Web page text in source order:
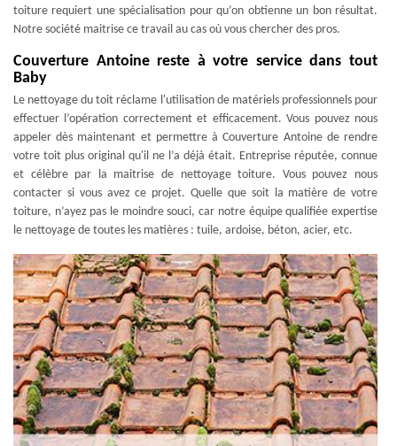
toiture requiert une spécialisation pour qu’on obtienne un bon résultat.
Notre société maitrise ce travail au cas où vous chercher des pros.
Couverture Antoine reste à votre service dans tout
Baby
Le nettoyage du toit réclame l'utilisation de matériels professionnels pour
effectuer l’opération correctement et efficacement. Vous pouvez nous
appeler dès maintenant et permettre à Couverture Antoine de rendre
votre toit plus original qu'il ne l’a déjà était. Entreprise réputée, connue
et célèbre par la maitrise de nettoyage toiture. Vous pouvez nous
contacter si vous avez ce projet. Quelle que soit la matière de votre
toiture, n’ayez pas le moindre souci, car notre équipe qualifiée expertise
le nettoyage de toutes les matières : tuile, ardoise, béton, acier, etc.